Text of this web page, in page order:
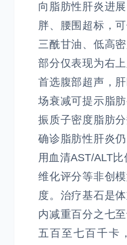
向脂肪性肝炎进
胖、腰围超标，
三酰甘油、低高
部分仅表现为右
首选腹部超声，
场衰减可提示脂
振质子密度脂肪
确诊脂肪性肝炎
用血清AST/ALT
维化评分等非创
度。治疗基石是
内减重百分之七
五百至七百千卡